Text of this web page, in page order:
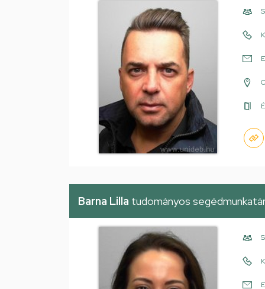
Barna Lilla tudományos